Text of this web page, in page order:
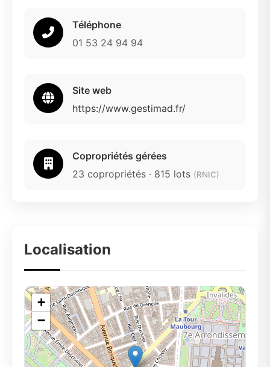
Téléphone
01 53 24 94 94
Site web
https://www.gestimad.fr/
Copropriétés gérées
23 copropriétés · 815 lots (RNIC)
Localisation
+
−